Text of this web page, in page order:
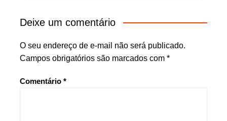
Deixe um comentário
O seu endereço de e-mail não será publicado.
Campos obrigatórios são marcados com *
Comentário *